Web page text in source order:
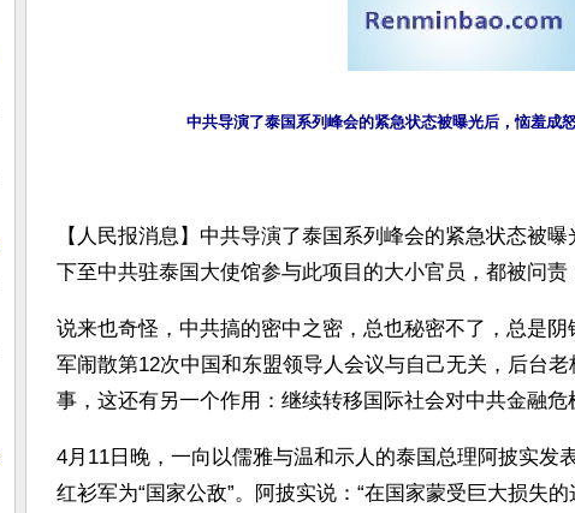
中共导演了泰国系列峰会的紧急状态被曝光后，恼羞成
【人民报消息】中共导演了泰国系列峰会的紧急状态被
下至中共驻泰国大使馆参与此项目的大小官员，都被问责
说来也奇怪，中共搞的密中之密，总也秘密不了，总是
军闹散第12次中国和东盟领导人会议与自己无关，后台
事，这还有另一个作用：继续转移国际社会对中共金融危
4月11日晚，一向以儒雅与温和示人的泰国总理阿披实发
红衫军为“国家公敌”。阿披实说：“在国家蒙受巨大损失